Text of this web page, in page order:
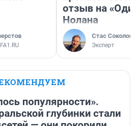
отзыв на
Нолана
Стас Соколов
Эксперт
популярности».
глубинки стали